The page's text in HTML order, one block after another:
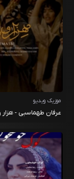
موزیک ویدیو
عرفان طهماسبی -